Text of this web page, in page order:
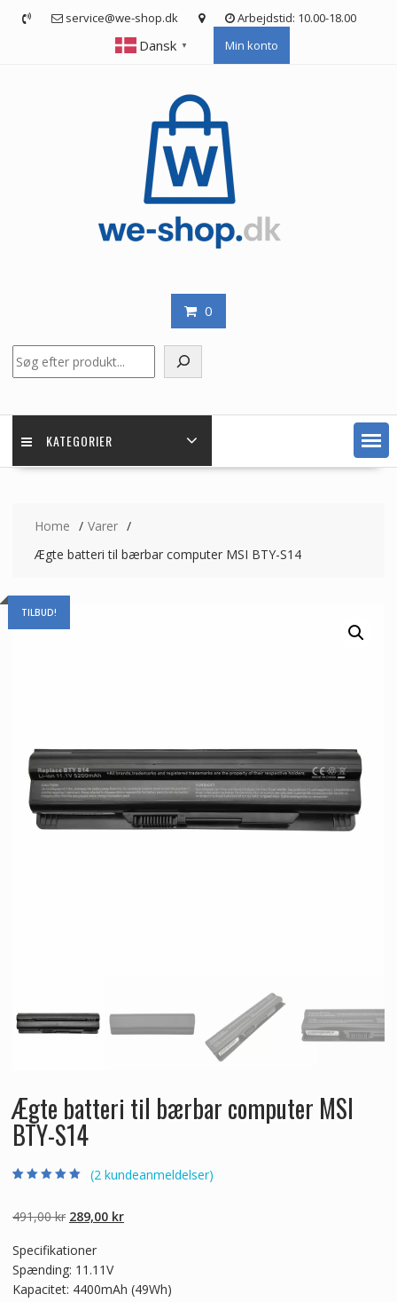
service@we-shop.dk Arbejdstid: 10.00-18.00
Dansk ▼ Min konto
0
KATEGORIER
Home
Varer
Ægte batteri til bærbar computer MSI BTY-S14
TILBUD!
Ægte batteri til bærbar computer MSI
BTY-S14
baseret på
kundebedømmel
(2 kundeanmeldelser)
491,00kr Den
pris
var:
491,00 kr.
289,00 krDen
289,00 kr.
Specifikationer
Spænding: 11.11V
Kapacitet: 4400mAh (49Wh)